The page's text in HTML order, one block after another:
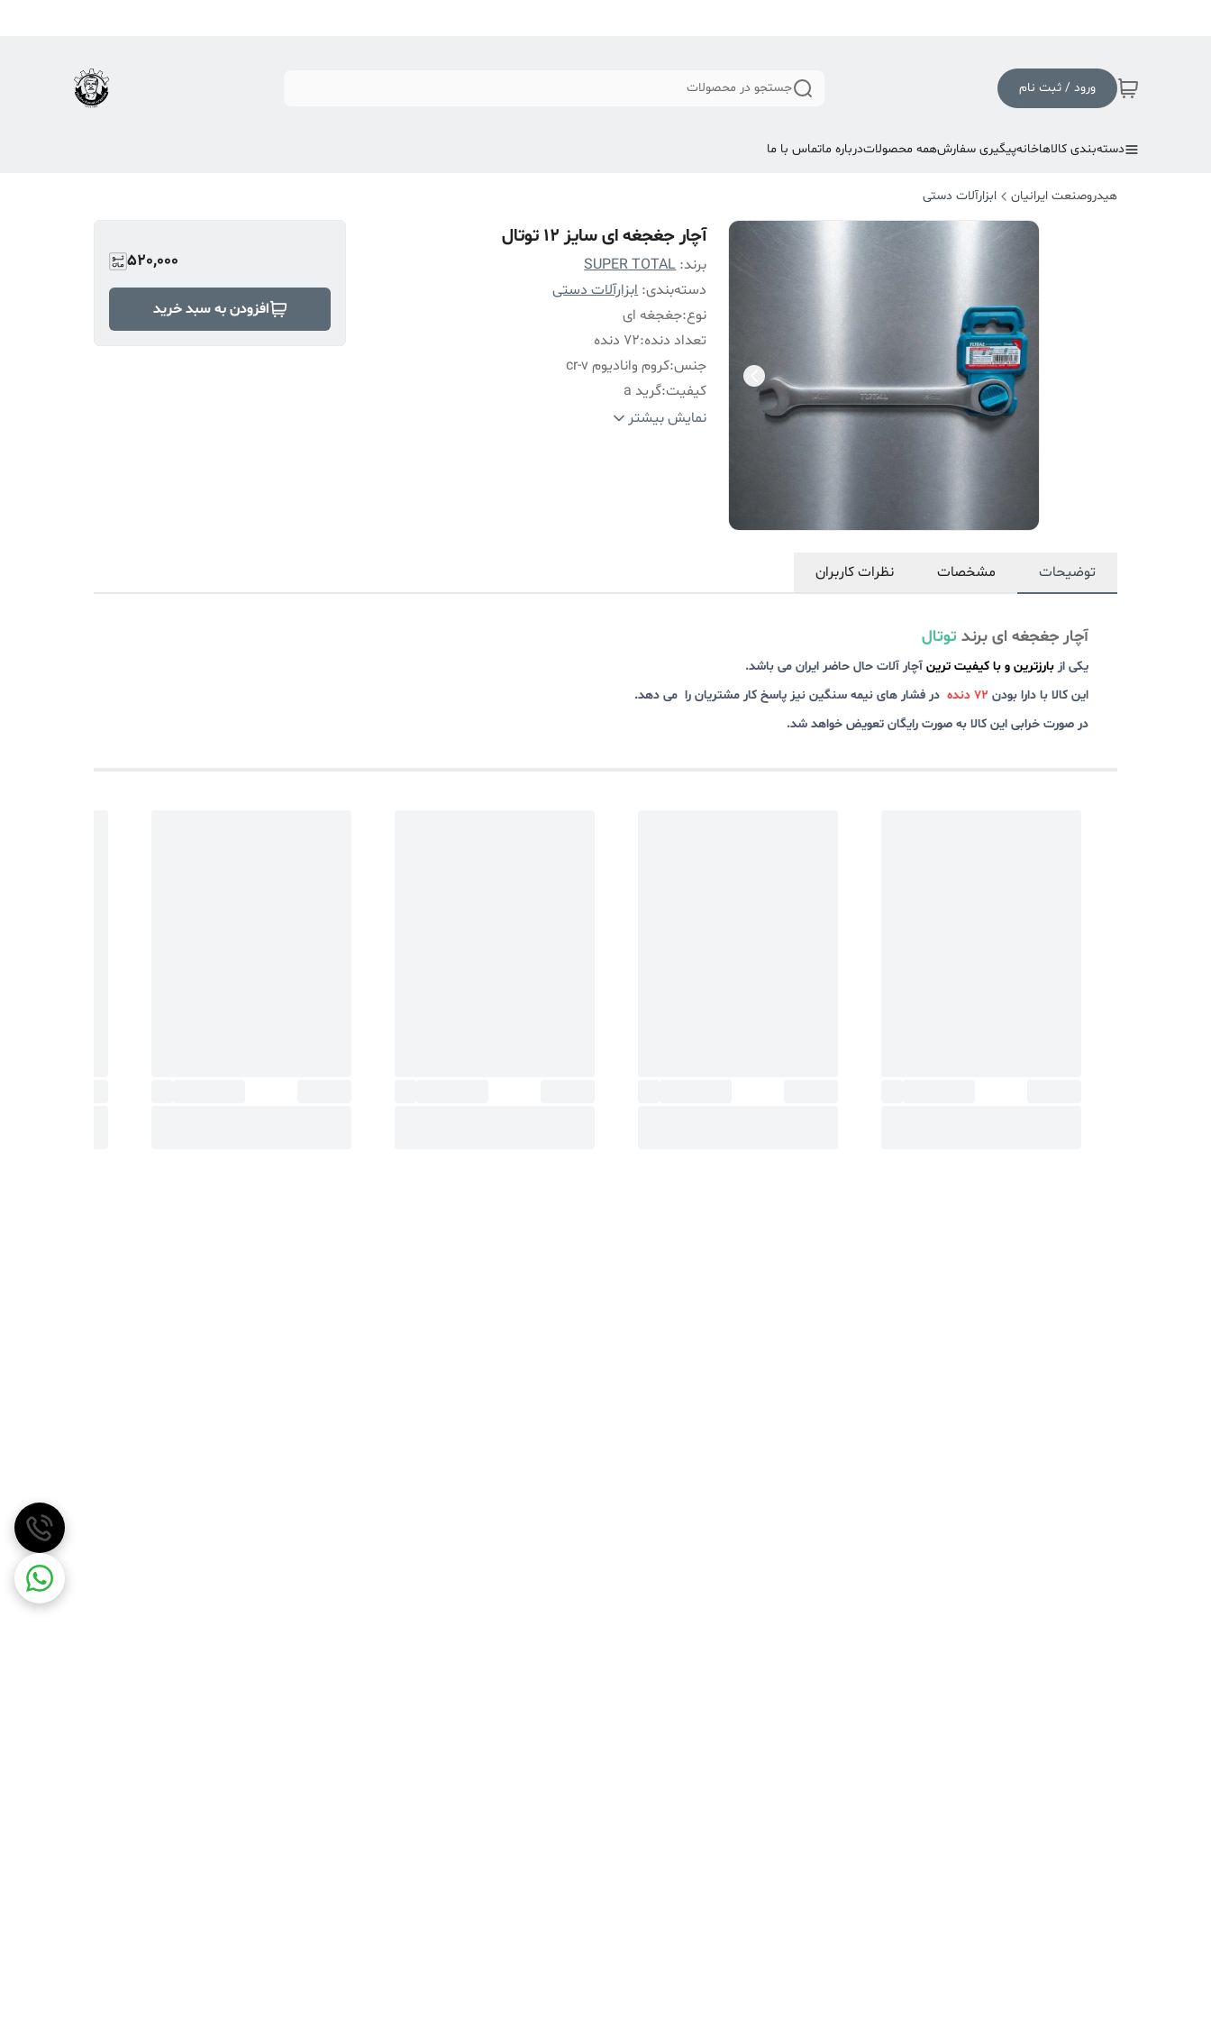
ورود / ثبت نام جستجو در محصولات
دسته‌بندی کالاهاخانهپیگیری سفارشهمه محصولاتدرباره ماتماس با ما
هیدروصنعت ایرانیان ابزارآلات دستی
آچار جغجغه ای سایز 12 توتال
برند: SUPER TOTAL
دسته‌بندی:ابزارآلات دستی
نوع:جغجغه ای
تعداد دنده:72 دنده
جنس:کروم وانادیوم cr-v
کیفیت:گرید a
گارانتی:12 ماه
نمایش بیشتر
520,000
افزودن به سبد خرید
توضیحات مشخصات نظرات کاربران
آچار جغجغه ای برند توتال
یکی از بارزترین و با کیفیت ترین آچار آلات حال حاضر ایران می باشد.
این کالا با دارا بودن 72 دنده
در فشار های نیمه سنگین نیز پاسخ کار مشتریان را می دهد.
در صورت خرابی این کالا به صورت رایگان تعویض خواهد شد.